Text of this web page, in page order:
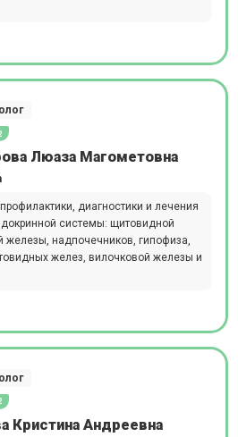
Люаза Магометовна
диагностики и лечения
системы: щитовидной
надпочечников, гипофиза,
желез, вилочковой железы и
Кристина Андреевна